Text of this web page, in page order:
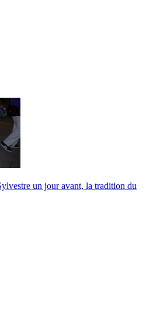
un jour avant, la tradition du